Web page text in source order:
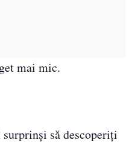
mai mic.
să descoperiți